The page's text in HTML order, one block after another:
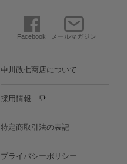
Facebook メールマガジン
中川政七商店について
採用情報
特定商取引法の表記
プライバシーポリシー